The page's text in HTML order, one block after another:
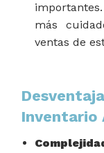
más
ventas de
Inventario